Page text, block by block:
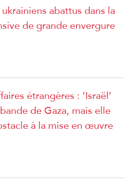
abattus dans la
de grande envergure
étrangères : ‘Israël’
de Gaza, mais elle
à la mise en œuvre